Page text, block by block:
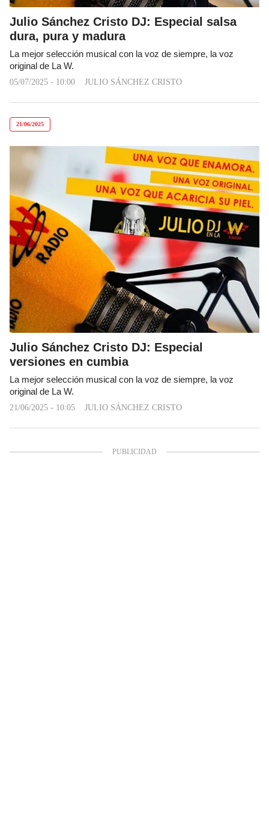
Julio Sánchez Cristo DJ: Especial salsa
dura, pura y madura
La mejor selección musical con la voz de siempre, la voz
original de La W.
05/07/2025 - 10:00 JULIO SÁNCHEZ CRISTO
21/06/2025
Julio Sánchez Cristo DJ: Especial
versiones en cumbia
La mejor selección musical con la voz de siempre, la voz
original de La W.
21/06/2025 - 10:05 JULIO SÁNCHEZ CRISTO